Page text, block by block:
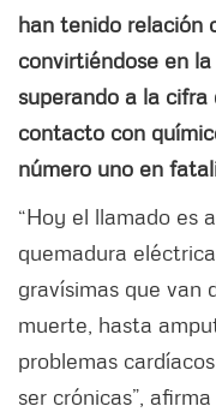
han tenido relación
convirtiéndose en
superando a la
contacto con
número uno en
“Hoy el llamado es
quemadura
gravísimas que van
muerte, hasta
problemas
ser crónicas”,